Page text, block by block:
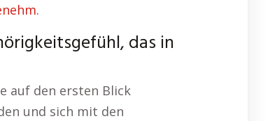
das in
auf den ersten Blick
und sich mit den